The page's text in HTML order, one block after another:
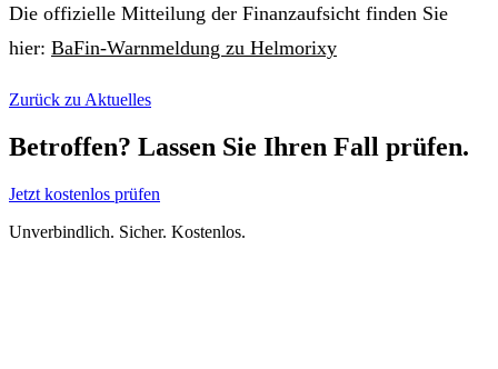
Die offizielle Mitteilung der Finanzaufsicht finden Sie
hier: BaFin-Warnmeldung zu Helmorixy
Zurück zu Aktuelles
Betroffen? Lassen Sie Ihren Fall prüfen.
Jetzt kostenlos prüfen
Unverbindlich. Sicher. Kostenlos.